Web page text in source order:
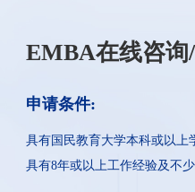
EMBA在线咨询
申请条件:
具有国民教育大学本科或以上
具有8年或以上工作经验及不